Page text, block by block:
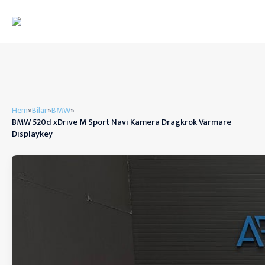
Hem»Bilar»BMW»
BMW 520d xDrive M Sport Navi Kamera Dragkrok Värmare
Displaykey